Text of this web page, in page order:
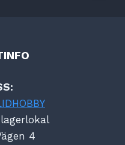
lagerlokal
4